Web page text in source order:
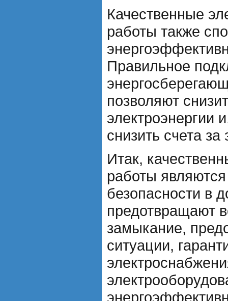
Качественные
работы также
Правильное
позволяют
электроэнергии
снизить счета за
Итак,
работы
безопасности в
предотвращают
замыкание,
ситуации,